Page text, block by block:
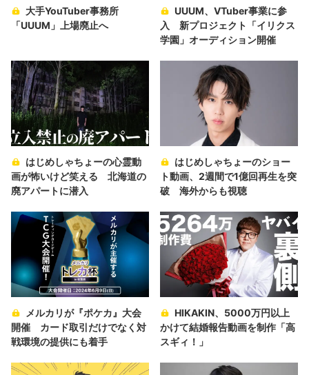
大手YouTuber事務所
「UUUM」上場廃止へ
UUUM、VTuber事業に参
入 新プロジェクト「イリクス
学園」オーディション開催
はじめしゃちょーの心霊動
画が怖いけど笑える 北海道の
廃アパートに潜入
はじめしゃちょーのショー
ト動画、2週間で1億回再生を突
破 海外からも視聴
メルカリが『ポケカ』大会
開催 カード取引だけでなく対
戦環境の提供にも着手
HIKAKIN、5000万円以上
かけて結婚報告動画を制作「高
スギィ！」